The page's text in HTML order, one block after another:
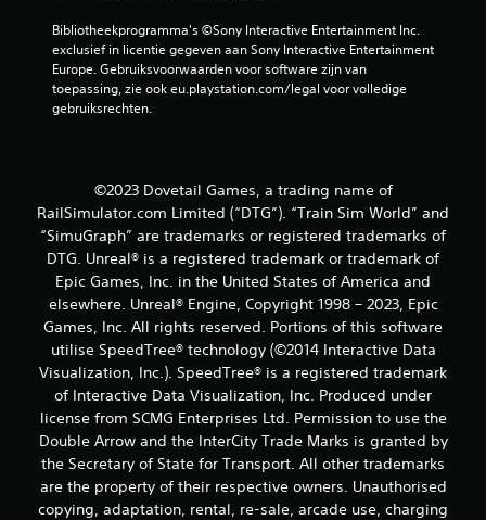
Bibliotheekprogramma's ©Sony Interactive Entertainment Inc.
exclusief in licentie gegeven aan Sony Interactive Entertainment
Europe. Gebruiksvoorwaarden voor software zijn van
toepassing, zie ook eu.playstation.com/legal voor volledige
gebruiksrechten.
©2023 Dovetail Games, a trading name of
RailSimulator.com Limited (“DTG”). “Train Sim World” and
“SimuGraph” are trademarks or registered trademarks of
DTG. Unreal® is a registered trademark or trademark of
Epic Games, Inc. in the United States of America and
elsewhere. Unreal® Engine, Copyright 1998 – 2023, Epic
Games, Inc. All rights reserved. Portions of this software
utilise SpeedTree® technology (©2014 Interactive Data
Visualization, Inc.). SpeedTree® is a registered trademark
of Interactive Data Visualization, Inc. Produced under
license from SCMG Enterprises Ltd. Permission to use the
Double Arrow and the InterCity Trade Marks is granted by
the Secretary of State for Transport. All other trademarks
are the property of their respective owners. Unauthorised
copying, adaptation, rental, re-sale, arcade use, charging